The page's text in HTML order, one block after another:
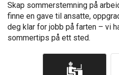
Skap sommerstemning på
finne en gave til ansatte,
deg klar for jobb på farten – vi
sommertips på ett sted.